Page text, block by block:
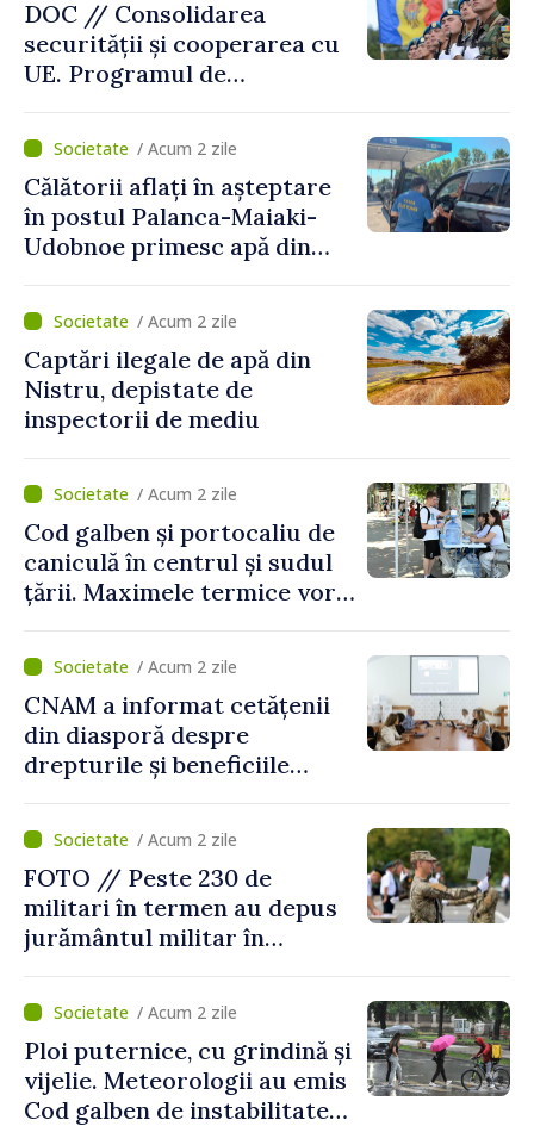
DOC // Consolidarea
securității și cooperarea cu
UE. Programul de
Naționale de Apărare pentru
perioada 2024–2034,
publicat în Monitorul Oficial
/ Acum 2 zile
Călătorii aflați în așteptare
în postul Palanca-Maiaki-
Udobnoe primesc apă din
și a polițiștilor de frontieră
/ Acum 2 zile
Captări ilegale de apă din
Nistru, depistate de
inspectorii de mediu
/ Acum 2 zile
Cod galben și portocaliu de
caniculă în centrul și sudul
țării. Maximele termice vor
/ Acum 2 zile
CNAM a informat cetățenii
din diasporă despre
drepturile și beneficiile
/ Acum 2 zile
FOTO // Peste 230 de
militari în termen au depus
jurământul militar în
/ Acum 2 zile
Ploi puternice, cu grindină și
vijelie. Meteorologii au emis
Cod galben de instabilitate